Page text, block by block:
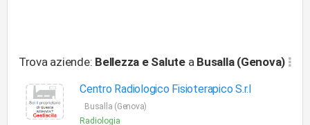
Trova aziende: Bellezza e Salutea Busalla (Genova)
Centro Radiologico Fisioterapico S.r.l
Busalla (Genova)
Radiologia